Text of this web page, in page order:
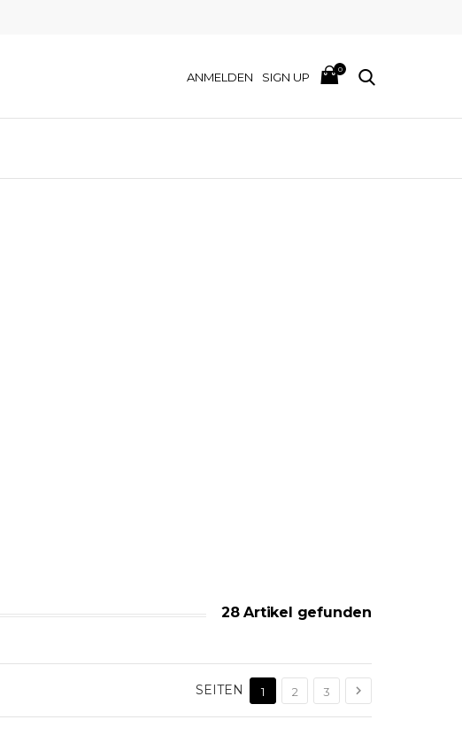
ANMELDEN SIGN UP
0
28 Artikel gefunden
SEITEN 1 2 3 